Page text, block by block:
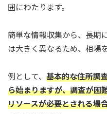
囲にわたります。
簡単な情報収集から、長期
は大きく異なるため、相場
例として、 基本的な住所調
ら始まりますが、調査が困
リソースが必要とされる場